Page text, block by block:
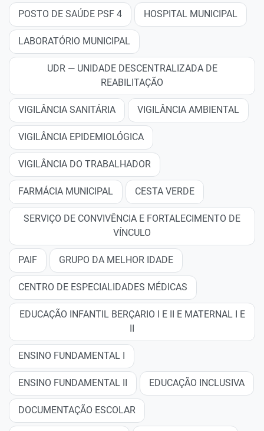
POSTO DE SAÚDE PSF 4 HOSPITAL MUNICIPAL
LABORATÓRIO MUNICIPAL
UDR — UNIDADE DESCENTRALIZADA DE
REABILITAÇÃO
VIGILÂNCIA SANITÁRIA VIGILÂNCIA AMBIENTAL
VIGILÂNCIA EPIDEMIOLÓGICA
VIGILÂNCIA DO TRABALHADOR
FARMÁCIA MUNICIPAL CESTA VERDE
SERVIÇO DE CONVIVÊNCIA E FORTALECIMENTO DE
VÍNCULO
PAIF GRUPO DA MELHOR IDADE
CENTRO DE ESPECIALIDADES MÉDICAS
EDUCAÇÃO INFANTIL BERÇARIO I E II E MATERNAL I E
ENSINO FUNDAMENTAL I
ENSINO FUNDAMENTAL II EDUCAÇÃO INCLUSIVA
DOCUMENTAÇÃO ESCOLAR